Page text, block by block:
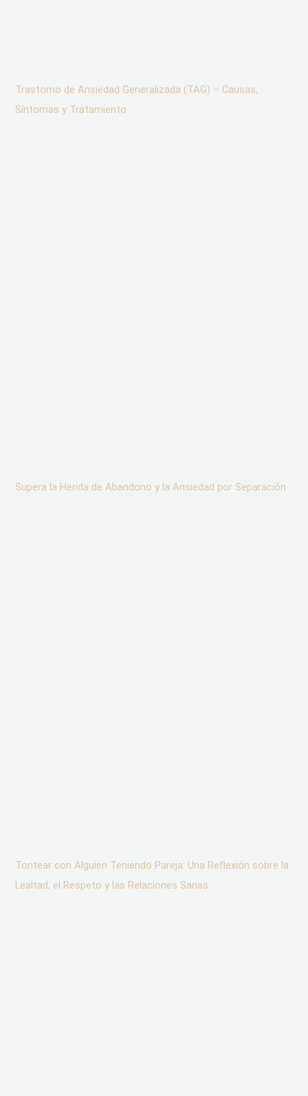
Trastorno de Ansiedad Generalizada (TAG) – Causas,
Síntomas y Tratamiento
Supera la Herida de Abandono y la Ansiedad por Separación
Tontear con Alguien Teniendo Pareja: Una Reflexión sobre la
Lealtad, el Respeto y las Relaciones Sanas